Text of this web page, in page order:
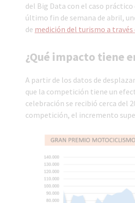
del Big Data con el caso
último fin de semana de abril,
de medición del turismo a
¿Qué impacto tiene
A partir de los datos de
que la competición tiene un
celebración se recibió cerca del
competición, el incremento